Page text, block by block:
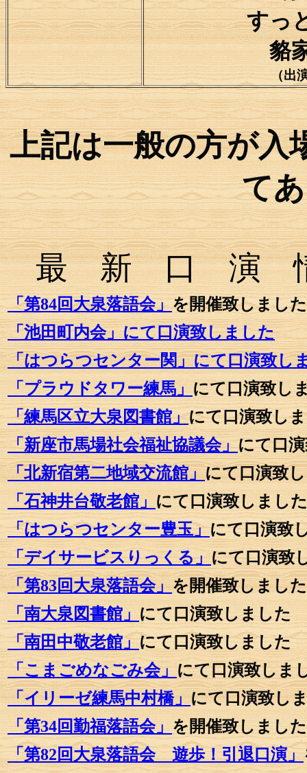
すっ
貉
（出
上記は一般の方が入
て
最 新 口 演
「第84回大泉落語会」を開催致しました
「池田町内会」にて口演致しました
「はつらつセンター関」にて口演致し
「プラウドタワー練馬」にて口演致し
「練馬区立大泉図書館」にて口演致し
「新座市馬場社会福祉協議会」にて口
「北新宿第二地域交流館」にて口演致
「石神井台敬老館」にて口演致しました
「はつらつセンター豊玉」にて口演致
「デイサービスりっくる」にて口演致
「第83回大泉落語会」を開催致しました
「南大泉図書館」にて口演致しました
「南田中敬老館」にて口演致しました
「こまごめなごみ会」にて口演致しま
「イリーゼ練馬中村橋」にて口演致し
「第34回勤福落語会」を開催致しました
「第82回大泉落語会 遊歩！引退口演」